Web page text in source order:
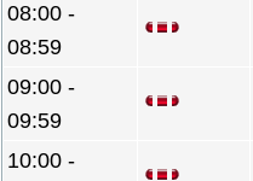
08:00 -
08:59
09:00 -
09:59
10:00 -